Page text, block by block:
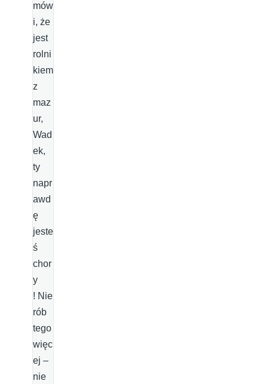
mów
i, że
jest
rolni
kiem
z
maz
ur,
Wad
ek,
ty
napr
awd
ę
jeste
ś
chor
y
! Nie
rób
tego
więc
ej –
nie